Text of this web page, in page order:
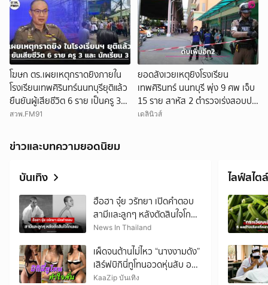
โฆษก ตร.เผยเหตุกราดยิงภายใน
โรงเรียนเทพศิรินทร์นนทบุรียุติแล้ว
ยืนยันผู้เสียชีวิต 6 ราย เป็นครู 3
ราย นักเรียน 3 ราย
สวพ.FM91
ยอดสังเวยเหตุยิงโรงเรียน
เทพศิรินทร์ นนทบุรี พุ่ง 9 ศพ เจ็บ
15 ราย สาหัส 2 ตำรวจเร่งสอบปม
อาวุธ-แรงจูงใจ
เดลินิวส์
ข่าวและบทความยอดนิยม
บันเทิง
ฮือฮา จุ๋ย วรัทยา เปิดคำตอบ
สามีเเละลูกๆ หลังตัดสินใจโกน
ผม
News In Thailand
เผ็ดจนต้านไม่ไหว “นางงามดัง”
เสิร์ฟบิกินี่ทูโทนอวดหุ่นสับ ออ
ร่าพุ่งทุกช็อต
KaaZip บันเทิง
ไลฟ์สไตล์